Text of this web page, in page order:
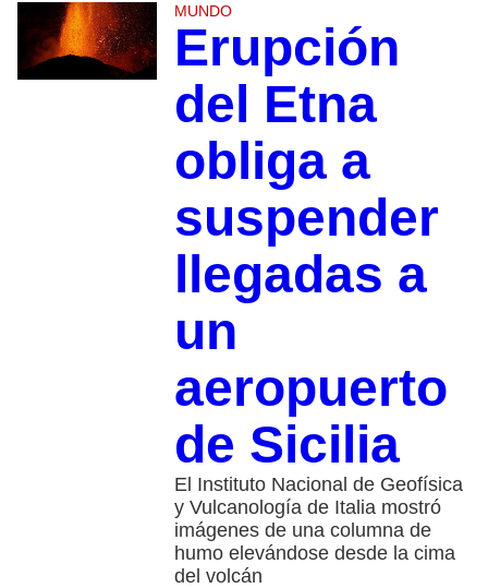
MUNDO
Erupción
del Etna
obliga a
suspender
llegadas a
un
aeropuerto
de Sicilia
El Instituto Nacional de Geofísica
y Vulcanología de Italia mostró
imágenes de una columna de
humo elevándose desde la cima
del volcán